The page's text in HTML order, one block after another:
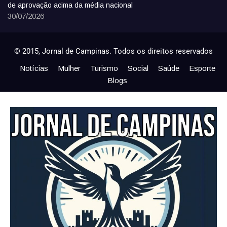
de aprovação acima da média nacional
30/07/2026
© 2015, Jornal de Campinas. Todos os direitos reservados
Notícias Mulher Turismo Social Saúde
Esporte
Blogs